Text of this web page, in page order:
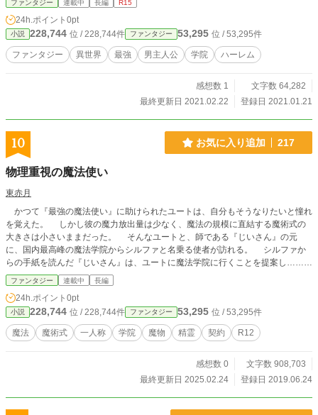
ファンタジー 連載中 長編 R15
24h.ポイント 0pt
小説 228,744 位 / 228,744件 ファンタジー 53,295 位 / 53,295件
ファンタジー 異世界 最強 男主人公 学院 ハーレム
感想数 1
文字数 64,282
最終更新日 2021.02.22
登録日 2021.01.21
10 お気に入り追加 217
物理重視の魔法使い
東赤月
かつて『最強の魔法使い』に助けられたユートは、自分もそうなりたいと憧れ
を覚えた。 しかし彼の魔力放出量は少なく、魔法の規模に直結する魔術式の
大きさは小さいままだった。 そんなユートと、師である『じいさん』の元
に、国内最高峰の魔法学院からシルファと名乗る使者が訪れる。 シルファか
らの手紙を読んだ『じいさん』は、ユートに魔法学院に行くことを提案し……？
魔力が存在する世界で織り成す、弱くはない魔法使いの冒険譚、はじまりはじ
まり。 ※小説家になろう様の方にも掲載しております
ファンタジー 連載中 長編
24h.ポイント 0pt
小説 228,744 位 / 228,744件 ファンタジー 53,295 位 / 53,295件
魔法 魔術式 一人称 学院 魔物 精霊 契約 R12
感想数 0
文字数 908,703
最終更新日 2025.02.24
登録日 2019.06.24